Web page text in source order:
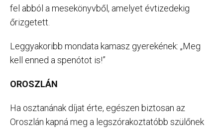
fel abból a mesekönyvből, amelyet évtizedekig
őrizgetett.
Leggyakoribb mondata kamasz gyerekének: „Meg
kell enned a spenótot is!”
OROSZLÁN
Ha osztanának díjat érte, egészen biztosan az
Oroszlán kapná meg a legszórakoztatóbb szülőnek